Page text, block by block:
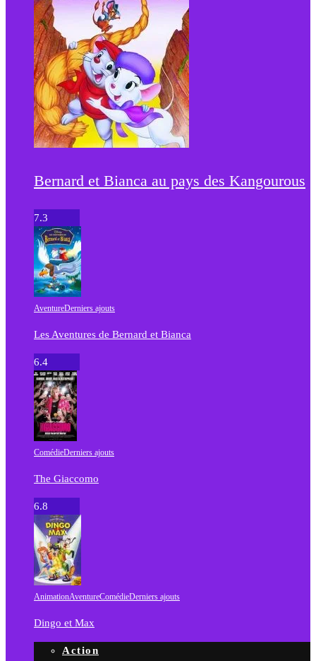
Bernard et Bianca au pays des Kangourous
7.3
AventureDerniers ajouts
Les Aventures de Bernard et Bianca
6.4
ComédieDerniers ajouts
The Giaccomo
6.8
AnimationAventureComédieDerniers ajouts
Dingo et Max
Action